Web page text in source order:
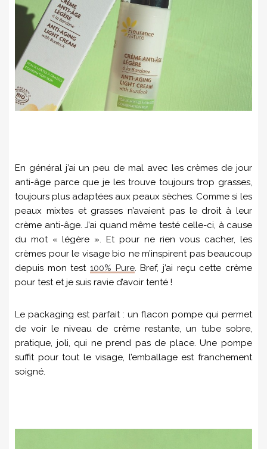
En général j’ai un peu de mal avec les crèmes de jour
anti-âge parce que je les trouve toujours trop grasses,
toujours plus adaptées aux peaux sèches. Comme si les
peaux mixtes et grasses n’avaient pas le droit à leur
crème anti-âge. J’ai quand même testé celle-ci, à cause
du mot « légère ». Et pour ne rien vous cacher, les
crèmes pour le visage bio ne m’inspirent pas beaucoup
depuis mon test 100% Pure. Bref, j’ai reçu cette crème
pour test et je suis ravie d’avoir tenté !
Le packaging est parfait : un flacon pompe qui permet
de voir le niveau de crème restante, un tube sobre,
pratique, joli, qui ne prend pas de place. Une pompe
suffit pour tout le visage, l’emballage est franchement
soigné.